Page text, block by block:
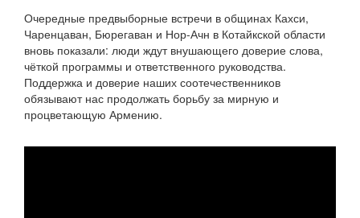
Очередные предвыборные встречи в общинах Кахси,
Чаренцаван, Бюрегаван и Нор-Ачн в Котайкской области
вновь показали: люди ждут внушающего доверие слова,
чёткой программы и ответственного руководства.
Поддержка и доверие наших соотечественников
обязывают нас продолжать борьбу за мирную и
процветающую Армению.